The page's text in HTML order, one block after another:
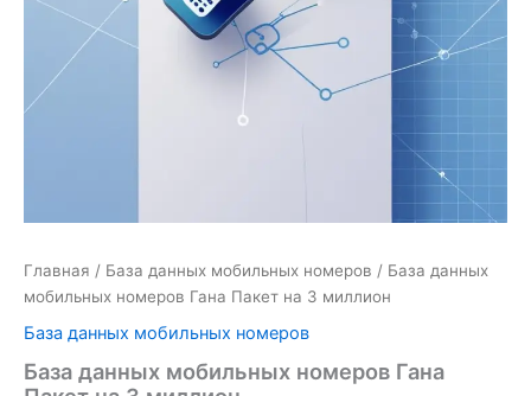
Главная / База данных мобильных номеров / База данных
мобильных номеров Гана Пакет на 3 миллион
База данных мобильных номеров
База данных мобильных номеров Гана